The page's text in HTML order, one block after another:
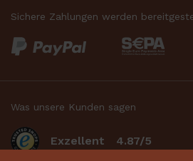
Sichere Zahlungen werden
Was unsere Kunden sagen
Exzellent 4.87/5